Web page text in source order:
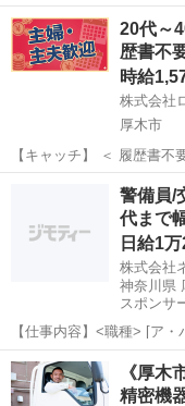
します。★ ▼△ 日収例 △▼ 19,200円～ ▼△ 月収例 △▼
神奈川 厚木市 門沢
20代～
歴書不
時給
株式会社
厚木市
【キャッチ】 ＜ 履歴書不
前払いあり】高時給1570～1962円！ 【コメント
事にチャレンジしたい方 ＊経験を活かしてさらにスキルアップしたい
厚木市 ドラ
警備員/
代まで
日給1
株式会社
神奈川県
スポンサ
【仕事内容】<職種> [ア
の他 <雇用形態> アルバイ
14,700円 日勤:12,500円
アルバイト・パート
《厚木
精密機